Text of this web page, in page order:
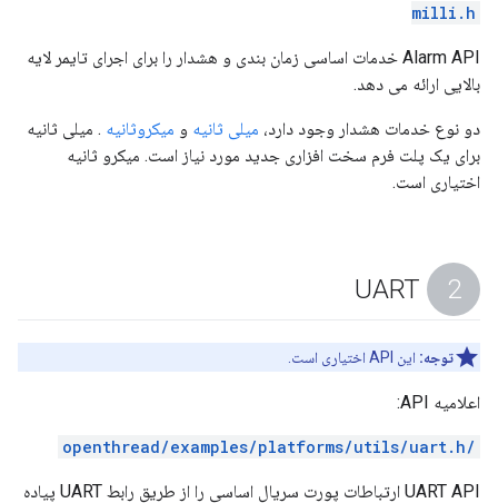
milli.h
Alarm API خدمات اساسی زمان بندی و هشدار را برای اجرای تایمر لایه
بالایی ارائه می دهد.
دو نوع خدمات هشدار وجود دارد، میلی ثانیه و میکروثانیه . میلی ثانیه
برای یک پلت فرم سخت افزاری جدید مورد نیاز است. میکرو ثانیه
اختیاری است.
توجه: این API اختیاری است.
اعلامیه API:
/openthread/examples/platforms/utils/uart.h
UART API ارتباطات پورت سریال اساسی را از طریق رابط UART پیاده